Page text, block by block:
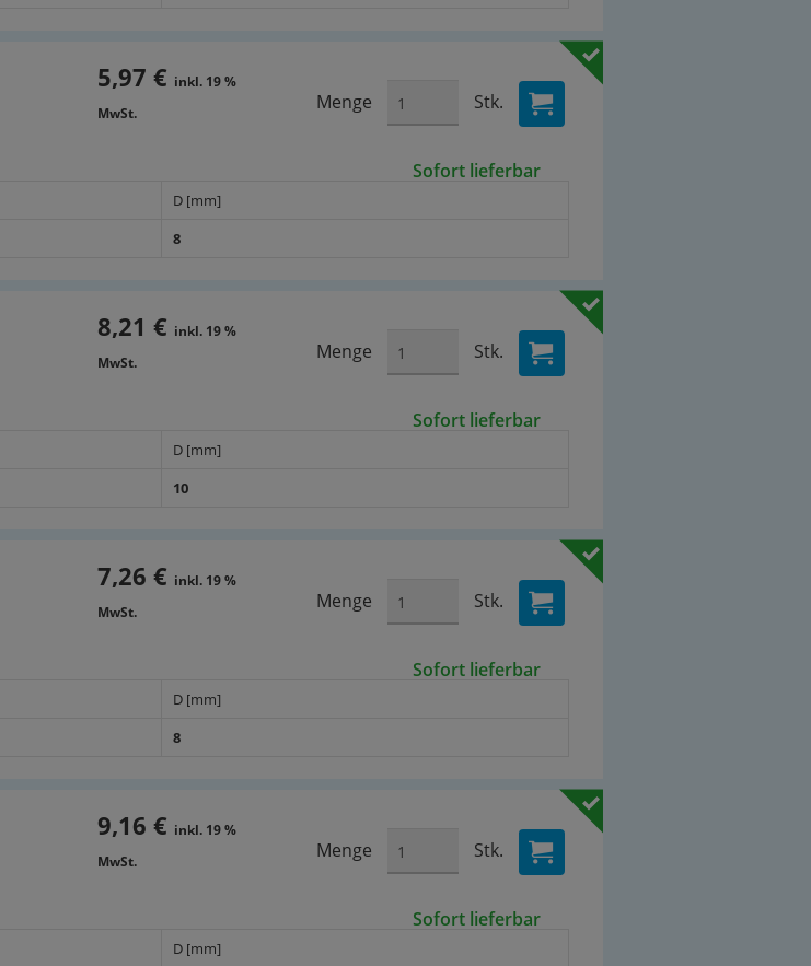
5,97 € inkl. 19 %
MwSt.
Menge Stk.
Sofort lieferbar
D [mm]
8
8,21 € inkl. 19 %
MwSt.
Menge Stk.
Sofort lieferbar
D [mm]
10
7,26 € inkl. 19 %
MwSt.
Menge Stk.
Sofort lieferbar
D [mm]
8
9,16 € inkl. 19 %
MwSt.
Menge Stk.
Sofort lieferbar
D [mm]